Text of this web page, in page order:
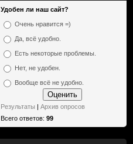
Удобен ли наш сайт?
Очень нравится =)
Да, всё удобно.
Есть некоторые проблемы.
Нет, не удобен.
Вообще всё не удобно.
Результаты
Архив опросов
Всего ответов: 99